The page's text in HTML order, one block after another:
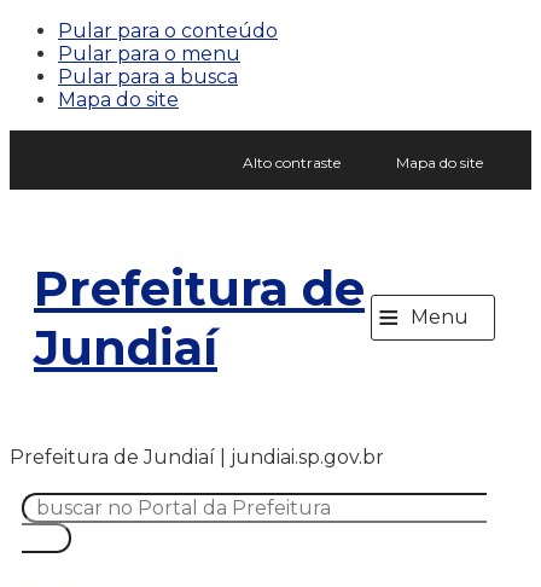
Pular para o conteúdo
Pular para o menu
Pular para a busca
Mapa do site
Alto contraste Mapa do site
Prefeitura de
Jundiaí
≡ Menu
Prefeitura de Jundiaí | jundiai.sp.gov.br